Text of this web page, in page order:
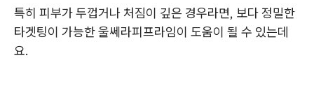
특히 피부가 두껍거나 처짐이 깊은 경우라면, 보다 정밀한
타겟팅이 가능한 울쎄라피프라임이 도움이 될 수 있는데
요.